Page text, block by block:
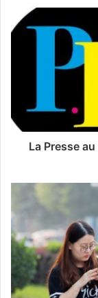
La Presse